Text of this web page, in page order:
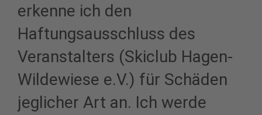
erkenne ich den
Haftungsausschluss des
Veranstalters (Skiclub Hagen-
Wildewiese e.V.) für Schäden
jeglicher Art an. Ich werde